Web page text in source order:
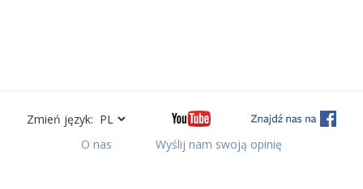
Zmień język:
O nas
Wyślij nam swoją opinię